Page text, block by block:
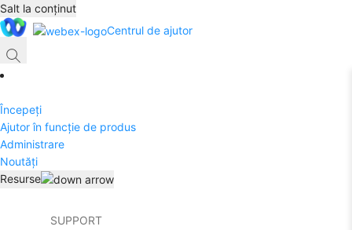
Salt la conținut
Centrul de ajutor
Începeți
Ajutor în funcție de produs
Administrare
Noutăți
Resurse
SUPPORT